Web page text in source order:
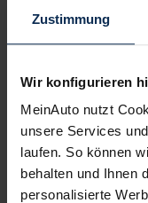
Zustimmung
Wir konfigurieren
MeinAuto nutzt
unsere Services
laufen. So können
behalten und Ihnen
personalisierte
400 Volt
Verluste
unter 20 kWh –
Leistung eine
Performance
SUVAMG
Maschinen
Die Ausdauer